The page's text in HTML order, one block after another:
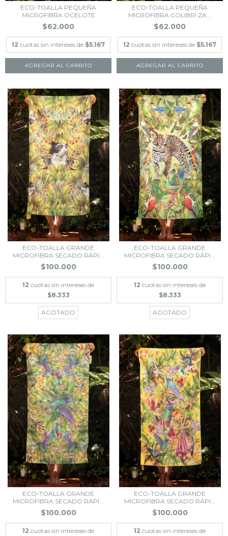
ECO-TOALLA PEQUEÑA
MICROFIBRA OCELOTE
$62.000
12 cuotas sin intereses de $5.167
ECO-TOALLA PEQUEÑA
MICROFIBRA COLIBRÍ ZA...
$62.000
12 cuotas sin intereses de $5.167
ECO-TOALLA GRANDE
MICROFIBRA SECADO RÁPI...
$100.000
12 cuotas sin intereses de
$8.333
AGOTADO
ECO-TOALLA GRANDE
MICROFIBRA SECADO RÁPI...
$100.000
12 cuotas sin intereses de
$8.333
AGOTADO
ECO-TOALLA GRANDE
MICROFIBRA SECADO RÁPI...
$100.000
12 cuotas sin intereses de
ECO-TOALLA GRANDE
MICROFIBRA SECADO RÁPI...
$100.000
12 cuotas sin intereses de